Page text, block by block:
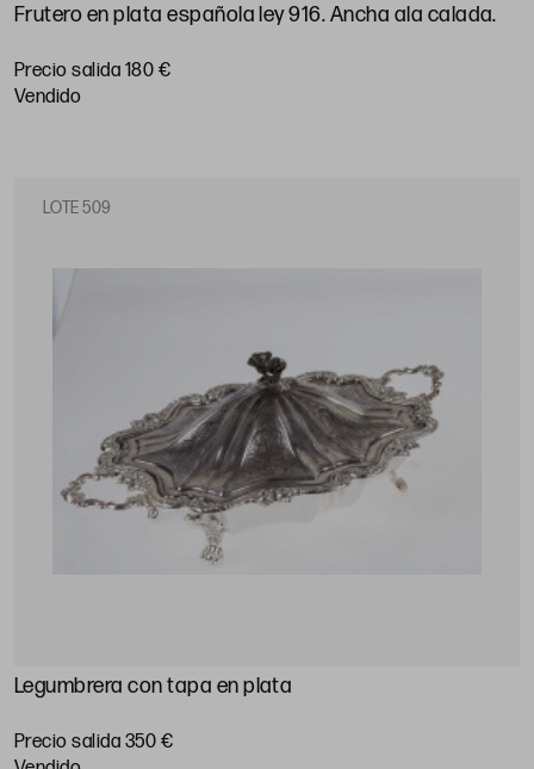
Frutero en plata española ley 916. Ancha ala calada.
Precio salida 180 €
vendido
LOTE 509
Legumbrera con tapa en plata
Precio salida 350 €